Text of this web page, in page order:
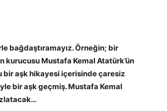
bağdaştıramayız. Örneğin; bir
Mustafa Kemal Atatürk’ün
bir aşk hikayesi içerisinde çaresiz
bir aşk geçmiş. Mustafa Kemal